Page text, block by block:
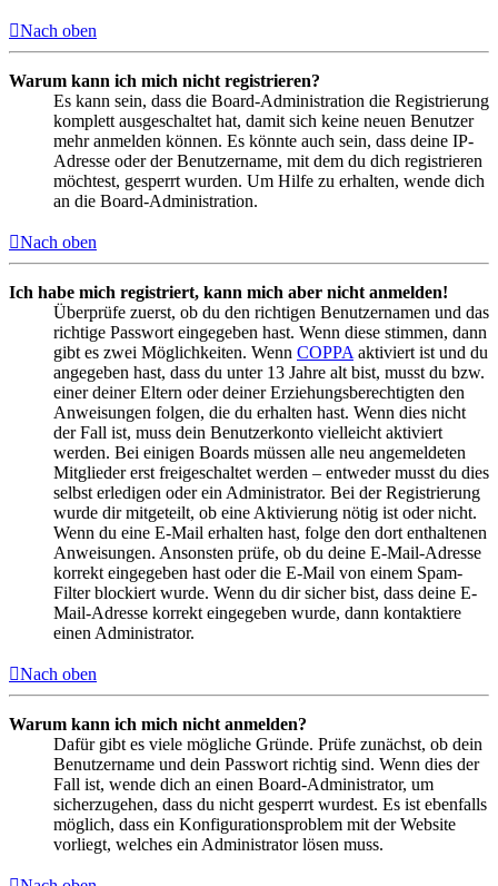
Nach oben
Warum kann ich mich nicht registrieren?
Es kann sein, dass die Board-Administration die Registrierung
komplett ausgeschaltet hat, damit sich keine neuen Benutzer
mehr anmelden können. Es könnte auch sein, dass deine IP-
Adresse oder der Benutzername, mit dem du dich registrieren
möchtest, gesperrt wurden. Um Hilfe zu erhalten, wende dich
an die Board-Administration.
Nach oben
Ich habe mich registriert, kann mich aber nicht anmelden!
Überprüfe zuerst, ob du den richtigen Benutzernamen und das
richtige Passwort eingegeben hast. Wenn diese stimmen, dann
gibt es zwei Möglichkeiten. Wenn COPPA aktiviert ist und du
angegeben hast, dass du unter 13 Jahre alt bist, musst du bzw.
einer deiner Eltern oder deiner Erziehungsberechtigten den
Anweisungen folgen, die du erhalten hast. Wenn dies nicht
der Fall ist, muss dein Benutzerkonto vielleicht aktiviert
werden. Bei einigen Boards müssen alle neu angemeldeten
Mitglieder erst freigeschaltet werden – entweder musst du dies
selbst erledigen oder ein Administrator. Bei der Registrierung
wurde dir mitgeteilt, ob eine Aktivierung nötig ist oder nicht.
Wenn du eine E-Mail erhalten hast, folge den dort enthaltenen
Anweisungen. Ansonsten prüfe, ob du deine E-Mail-Adresse
korrekt eingegeben hast oder die E-Mail von einem Spam-
Filter blockiert wurde. Wenn du dir sicher bist, dass deine E-
Mail-Adresse korrekt eingegeben wurde, dann kontaktiere
einen Administrator.
Nach oben
Warum kann ich mich nicht anmelden?
Dafür gibt es viele mögliche Gründe. Prüfe zunächst, ob dein
Benutzername und dein Passwort richtig sind. Wenn dies der
Fall ist, wende dich an einen Board-Administrator, um
sicherzugehen, dass du nicht gesperrt wurdest. Es ist ebenfalls
möglich, dass ein Konfigurationsproblem mit der Website
vorliegt, welches ein Administrator lösen muss.